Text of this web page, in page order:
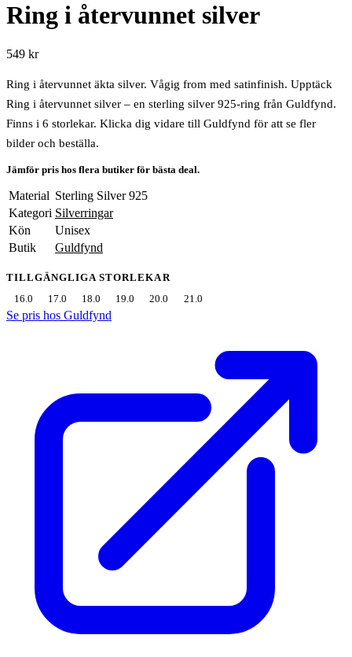
Ring i återvunnet silver
549 kr
Ring i återvunnet äkta silver. Vågig from med satinfinish. Upptäck
Ring i återvunnet silver – en sterling silver 925-ring från Guldfynd.
Finns i 6 storlekar. Klicka dig vidare till Guldfynd för att se fler
bilder och beställa.
Jämför pris hos flera butiker för bästa deal.
Material Sterling Silver 925
Kategori Silverringar
Kön
Unisex
Butik
Guldfynd
TILLGÄNGLIGA STORLEKAR
16.0
17.0 18.0 19.0 20.0 21.0
Se pris hos Guldfynd